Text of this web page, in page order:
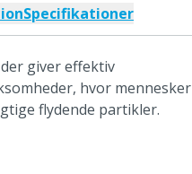
Specifikationer
giver effektiv
hvor mennesker
flydende partikler.